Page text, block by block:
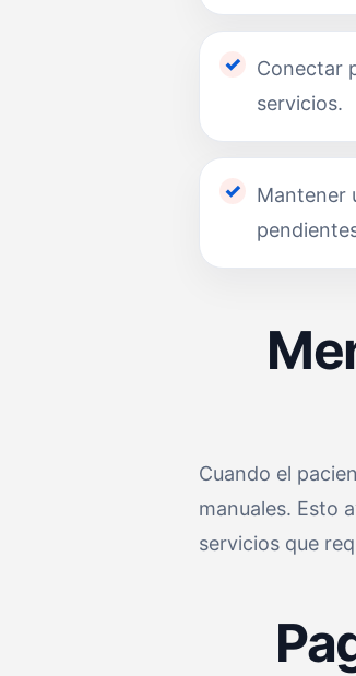
Conectar
servicios.
Mantener
Cuando el
manuales. Esto
servicios que